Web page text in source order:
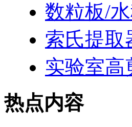
数粒板/
索氏提取
实验室高
热点内容